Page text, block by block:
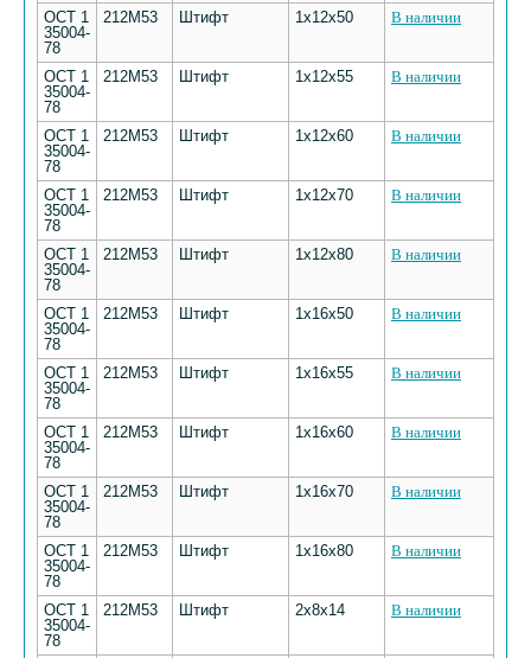
ОСТ 1
35004-
78
212М53 Штифт 1х12х50 В наличии
ОСТ 1
35004-
78
212М53 Штифт 1х12х55 В наличии
ОСТ 1
35004-
78
212М53 Штифт 1х12х60 В наличии
ОСТ 1
35004-
78
212М53 Штифт 1х12х70 В наличии
ОСТ 1
35004-
78
212М53 Штифт 1х12х80 В наличии
ОСТ 1
35004-
78
212М53 Штифт 1х16х50 В наличии
ОСТ 1
35004-
78
212М53 Штифт 1х16х55 В наличии
ОСТ 1
35004-
78
212М53 Штифт 1х16х60 В наличии
ОСТ 1
35004-
78
212М53 Штифт 1х16х70 В наличии
ОСТ 1
35004-
78
212М53 Штифт 1х16х80 В наличии
ОСТ 1
35004-
78
212М53 Штифт 2х8х14 В наличии